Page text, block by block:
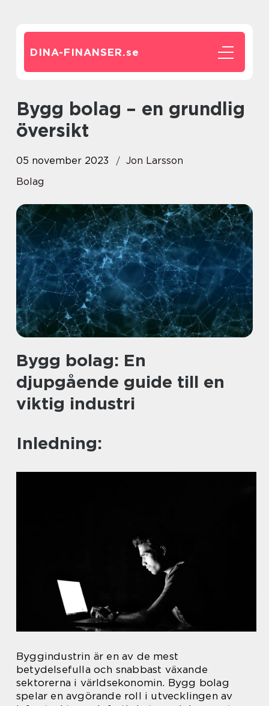
DINA-FINANSER.se
Bygg bolag – en grundlig
översikt
05 november 2023
Jon Larsson
Bolag
Bygg bolag: En
djupgående guide till en
viktig industri
Inledning:
Byggindustrin är en av de mest
betydelsefulla och snabbast växande
sektorerna i världsekonomin. Bygg bolag
spelar en avgörande roll i utvecklingen av